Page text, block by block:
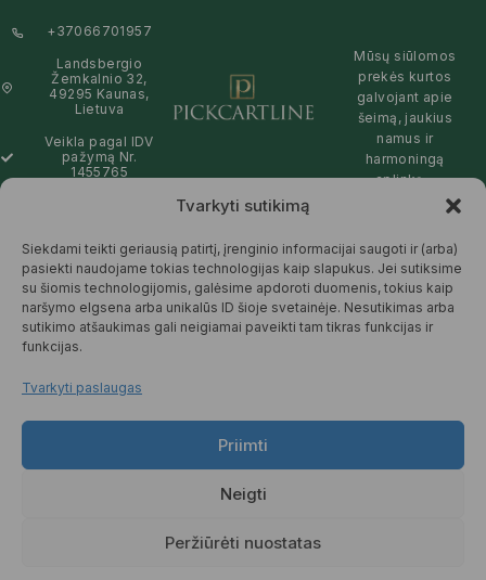
Tvarkyti sutikimą
Siekdami teikti geriausią patirtį, įrenginio informacijai saugoti ir (arba)
pasiekti naudojame tokias technologijas kaip slapukus. Jei sutiksime
su šiomis technologijomis, galėsime apdoroti duomenis, tokius kaip
naršymo elgsena arba unikalūs ID šioje svetainėje. Nesutikimas arba
sutikimo atšaukimas gali neigiamai paveikti tam tikras funkcijas ir
funkcijas.
Tvarkyti paslaugas
Priimti
Neigti
Peržiūrėti nuostatas
+37066701957
Landsbergio
Žemkalnio 32,
49295 Kaunas,
Lietuva
Veikla pagal IDV
pažymą Nr.
1455765
09:00 - 19:00
Mūsų siūlomos
prekės kurtos
galvojant apie
šeimą, jaukius
namus ir
harmoningą
aplinką –
draugiškos tiek
Jums, tiek
gamtai.
DAUGIAU
© 2025 Pickcartline.com. Visos
teisės saugomos.
PREKIŲ KEITIMAS IR GRĄŽINIMAS